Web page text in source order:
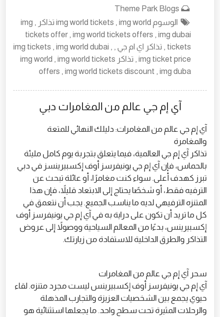
Theme Park Blogs
الوسوم img world tickets , img world تذاكر , img
tickets offer , img world tickets offers , img dubai
tickets , تذاكر اي ام جي , img tickets , img world dubai ,
img ticket price , تذاكر img world , img world tickets
offers , img world tickets discount , img duba
آي إم جي عالم من المغامرات دبي
آي إم جي عالم من المغامرات: دليلك النهائي للمتعة
والمغامرة
تذاكر آي إم جي العالمية، فيما يتعلق بتجربة يوم كامل مليئة
بالحماس، فإن آي إم جي يونيفرسز أوف إكسبيرينسز في دبي
تبرز كهدف أعلى. سواء كنت مغامرًا، أو عائلة تبحث عن
الترفيه فقط، أو شخصًا يحتاج إلى الابتعاد قليلاً، فإن هذا
المتنزه الترفيهي لديه ما يناسب الجميع. يجب أن نتعمق في
كل ما تريد أن تكون على دراية به في آي إم جي يونيفرسز أوف
إكسبيرينس، بدءًا من المعالم السياحية ووصولاً إلى عروض
التذاكر والطرق الداخلية للاستفادة من زيارتك.
سحر آي إم جي عالم من المغامرات
آي إم جي يونيفرسز أوف إكسبيرينس ليست مجرد متنزه. لقاء
حيوي يجمع بين الشخصيات العزيزة والتجارب المذهلة
والرحلات المثيرة تحت سطح واحد. ما يجعلها استثنائية هو